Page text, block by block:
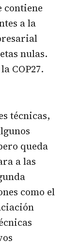
contiene
a la
nulas.
COP27.
técnicas,
queda
a las
como el